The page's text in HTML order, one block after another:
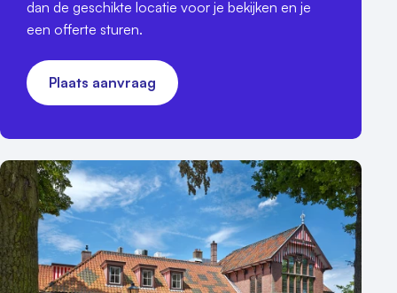
dan de geschikte locatie voor je bekijken en je
een offerte sturen.
Plaats aanvraag